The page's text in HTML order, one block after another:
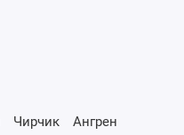
Чирчик
Ангрен